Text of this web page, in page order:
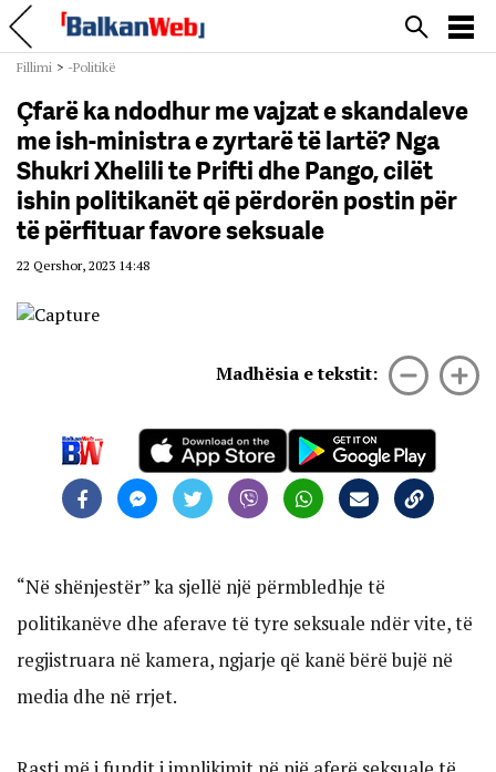
Fillimi > -Politikë
Çfarë ka ndodhur me vajzat e skandaleve
me ish-ministra e zyrtarë të lartë? Nga
Shukri Xhelili te Prifti dhe Pango, cilët
ishin politikanët që përdorën postin për
të përfituar favore seksuale
22 Qershor, 2023 14:48
Madhësia e tekstit:
“Në shënjestër” ka sjellë një përmbledhje të
politikanëve dhe aferave të tyre seksuale ndër vite, të
regjistruara në kamera, ngjarje që kanë bërë bujë në
media dhe në rrjet.